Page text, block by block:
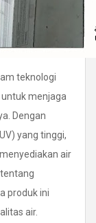
teknologi
menjaga
Dengan
yang tinggi,
air
produk ini
air.